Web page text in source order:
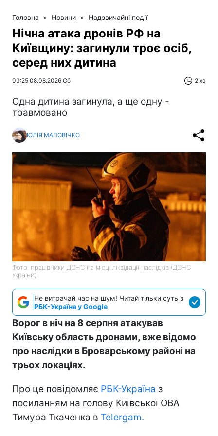
Головна » Новини » Надзвичайні події
Нічна атака дронів РФ на
Київщину: загинули троє осіб,
серед них дитина
03:25 08.08.2026 Сб 2 хв
Одна дитина загинула, а ще одну -
травмовано
ЮЛІЯ МАЛОВІЧКО
Фото: працівники ДСНС на місці ліквідації наслідків (ДСНС
України)
Не витрачай час на шум! Читай тільки суть з
РБК-Україна у Google
Ворог в ніч на 8 серпня атакував
Київську область дронами, вже відомо
про наслідки в Броварському районі на
трьох локаціях.
Про це повідомляє РБК-Україна з
посиланням на голову Київської ОВА
Тимура Ткаченка в Telergam.